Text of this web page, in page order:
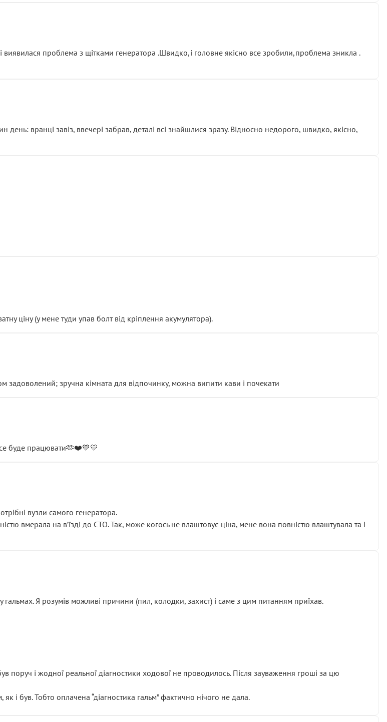
виявилася проблема з щітками генератора .Швидко,і головне якісно все зробили,проблема зникла .
вранці завіз, ввечері забрав, деталі всі знайшлися зразу. Відносно недорого, швидко, якісно,
ціну (у мене туди упав болт від кріплення акумулятора).
зручна кімната для відпочинку, можна випити кави і почекати
буде працювати🫶❤️💙💛
вузли самого генератора.
вмерала на вʼїзді до СТО. Так, може когось не влаштовує ціна, мене вона повністю влаштувала та і
Я розумів можливі причини (пил, колодки, захист) і саме з цим питанням приїхав.
поруч і жодної реальної діагностики ходової не проводилось. Після зауваження гроші за цю
і був. Тобто оплачена “діагностика гальм” фактично нічого не дала.